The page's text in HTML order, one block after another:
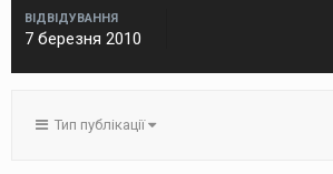
ВІДВІДУВАННЯ
7 березня 2010
Тип публікації